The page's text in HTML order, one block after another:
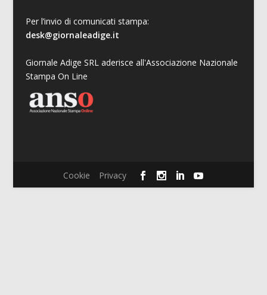
Per l’invio di comunicati stampa:
desk@giornaleadige.it
Giornale Adige SRL aderisce all'Associazione Nazionale
Stampa On Line
Cookie Privacy